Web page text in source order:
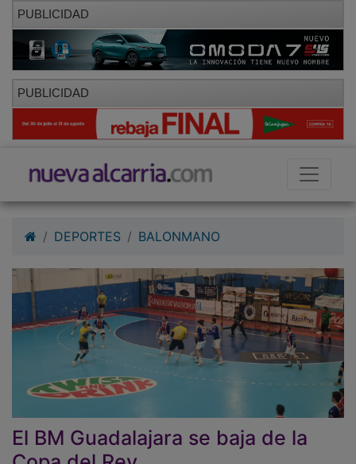
PUBLICIDAD
PUBLICIDAD
El BM Guadalajara se baja de la
Copa del Rey